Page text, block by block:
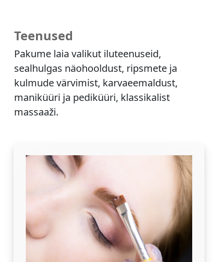
Teenused
Pakume laia valikut iluteenuseid,
sealhulgas näohooldust, ripsmete ja
kulmude värvimist, karvaeemaldust,
maniküüri ja pediküüri, klassikalist
massaaži.